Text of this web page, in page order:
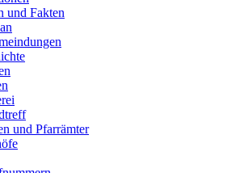
und Fakten
und Pfarrämter